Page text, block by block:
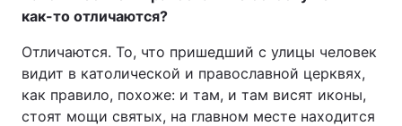
как-то отличаются?
Отличаются. То, что пришедший с улицы человек
видит в католической и православной церквях,
как правило, похоже: и там, и там висят иконы,
стоят мощи святых, на главном месте находится